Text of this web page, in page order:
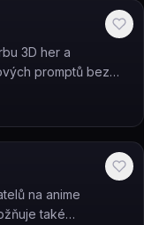
3D her a
promptů bez
a okamžitě
krocích.
na anime
také